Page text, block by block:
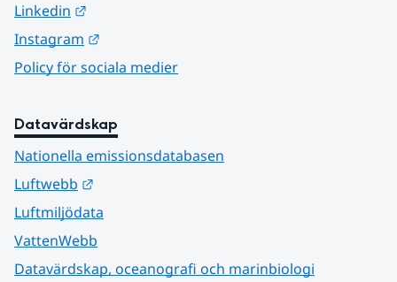
Linkedin
Instagram
Policy för sociala medier
Datavärdskap
Nationella emissionsdatabasen
Luftwebb
Luftmiljödata
VattenWebb
Datavärdskap, oceanografi och marinbiologi